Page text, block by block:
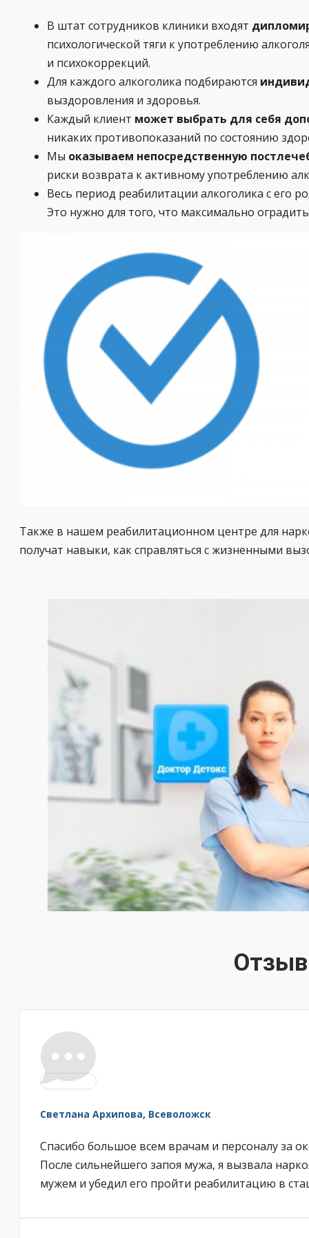
В штат сотрудников клиники входят
психологической тяги к употреблению
и психокоррекций.
Для каждого алкоголика подбираются
выздоровления и здоровья.
Каждый клиент может выбрать для себя
никаких противопоказаний по состоянию
Мы оказываем непосредственную
риски возврата к активному употреблению
Весь период реабилитации алкоголика с его
Это нужно для того, что максимально
Также в нашем реабилитационном центре для
получат навыки, как справляться с жизненными
Светлана Архипова, Всеволожск
Спасибо большое всем врачам и персоналу за
После сильнейшего запоя мужа, я вызвала
мужем и убедил его пройти реабилитацию в